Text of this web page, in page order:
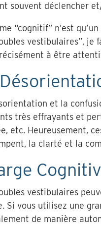
souvent déclencher
“cognitif” n’est
vestibulaires”, je
à être
et la
très effrayants et
etc. Heureusement,
la clarté et la
vestibulaires
Si vous utilisez une
de manière